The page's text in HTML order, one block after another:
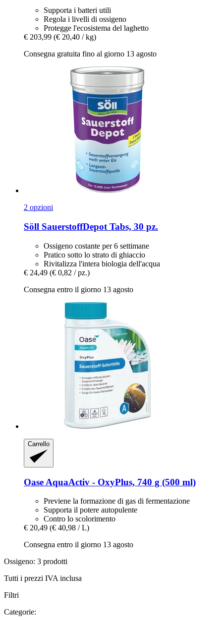
Supporta i batteri utili
Regola i livelli di ossigeno
Protegge l'ecosistema del laghetto
€ 203,99 (€ 20,40 / kg)
Consegna gratuita fino al giorno 13 agosto
2 opzioni
Söll SauerstoffDepot Tabs, 30 pz.
Ossigeno costante per 6 settimane
Pratico sotto lo strato di ghiaccio
Rivitalizza l'intera biologia dell'acqua
€ 24,49 (€ 0,82 / pz.)
Consegna entro il giorno 13 agosto
Carrello
Oase AquaActiv -​ OxyPlus, 740 g (500 ml)
Previene la formazione di gas di fermentazione
Supporta il potere autopulente
Contro lo scolorimento
€ 20,49 (€ 40,98 / L)
Consegna entro il giorno 13 agosto
Ossigeno: 3 prodotti
Tutti i prezzi IVA inclusa
Filtri
Categorie: